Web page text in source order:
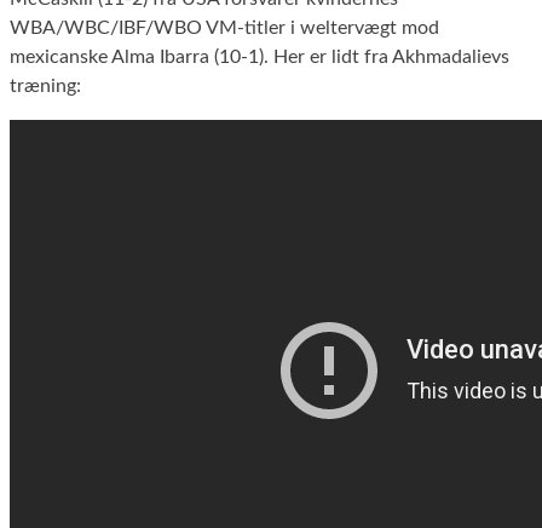
WBA/WBC/IBF/WBO VM-titler i weltervægt mod
mexicanske Alma Ibarra (10-1). Her er lidt fra Akhmadalievs
træning: